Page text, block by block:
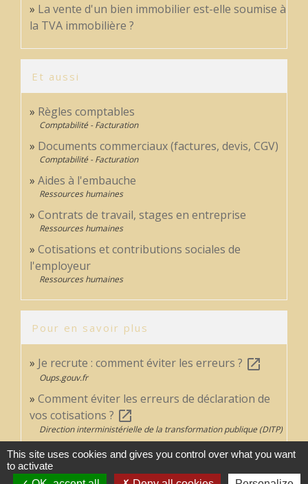
La vente d'un bien immobilier est-elle soumise à
la TVA immobilière ?
Et aussi
Règles comptables
Comptabilité - Facturation
Documents commerciaux (factures, devis, CGV)
Comptabilité - Facturation
Aides à l'embauche
Ressources humaines
Contrats de travail, stages en entreprise
Ressources humaines
Cotisations et contributions sociales de
l'employeur
Ressources humaines
Pour en savoir plus
Je recrute : comment éviter les erreurs ? open_in_new
Oups.gouv.fr
Comment éviter les erreurs de déclaration de
vos cotisations ? open_in_new
Direction interministérielle de la transformation publique (DITP)
Remplir mes obligations auprès des impôts :
comment éviter les erreurs ?
Oups.gouv.fr
This site uses cookies and gives you control over what you want
to activate